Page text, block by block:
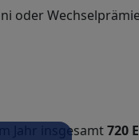
oder
Jahr insgesamt720